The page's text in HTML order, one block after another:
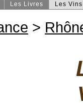
Les Livres Les Vins
>